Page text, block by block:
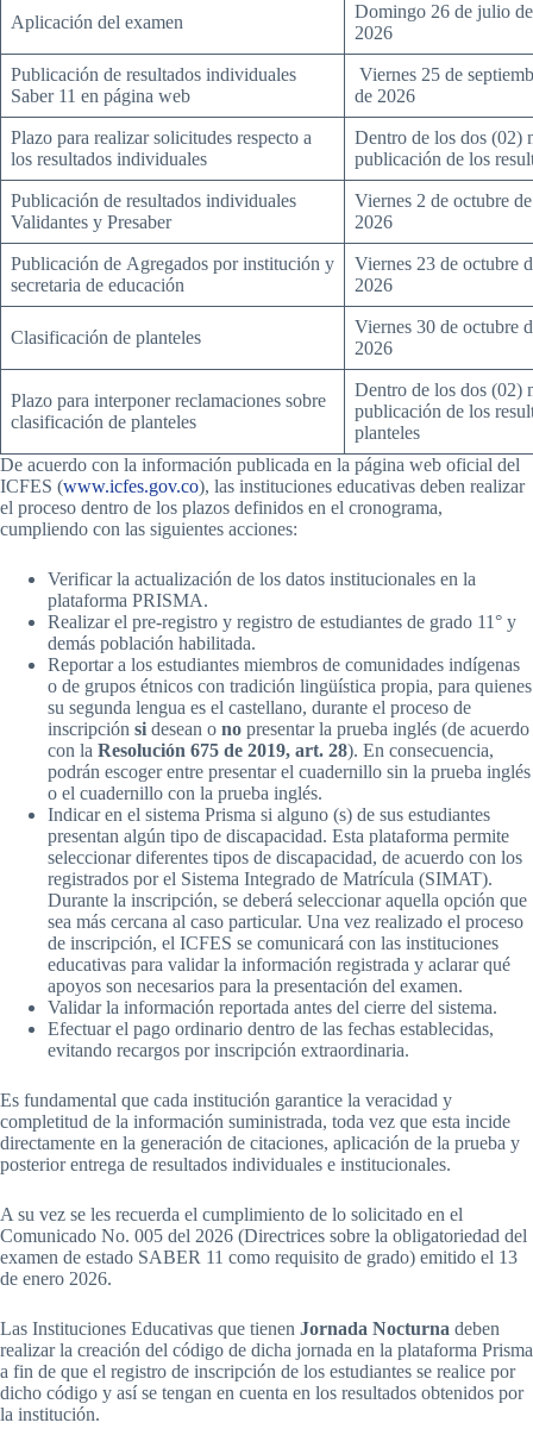
Aplicación del examen
Domingo 26 de julio de
2026
Publicación de resultados individuales
Saber 11 en página web
Viernes 25 de
de 2026
Plazo para realizar solicitudes respecto a
los resultados individuales
Dentro de los dos (02)
publicación de los
Publicación de resultados individuales
Validantes y Presaber
Viernes 2 de octubre de
2026
Publicación de Agregados por institución y
secretaria de educación
Viernes 23 de octubre
2026
Clasificación de planteles
Viernes 30 de octubre
2026
Plazo para interponer reclamaciones sobre
clasificación de planteles
Dentro de los dos (02)
publicación de los
planteles
De acuerdo con la información publicada en la página web oficial del
ICFES (www.icfes.gov.co), las instituciones educativas deben realizar
el proceso dentro de los plazos definidos en el cronograma,
cumpliendo con las siguientes acciones:
Verificar la actualización de los datos institucionales en la
plataforma PRISMA.
Realizar el pre-registro y registro de estudiantes de grado 11° y
demás población habilitada.
Reportar a los estudiantes miembros de comunidades indígenas
o de grupos étnicos con tradición lingüística propia, para quienes
su segunda lengua es el castellano, durante el proceso de
inscripción si desean o no presentar la prueba inglés (de acuerdo
con la Resolución 675 de 2019, art. 28). En consecuencia,
podrán escoger entre presentar el cuadernillo sin la prueba inglés
o el cuadernillo con la prueba inglés.
Indicar en el sistema Prisma si alguno (s) de sus estudiantes
presentan algún tipo de discapacidad. Esta plataforma permite
seleccionar diferentes tipos de discapacidad, de acuerdo con los
registrados por el Sistema Integrado de Matrícula (SIMAT).
Durante la inscripción, se deberá seleccionar aquella opción que
sea más cercana al caso particular. Una vez realizado el proceso
de inscripción, el ICFES se comunicará con las instituciones
educativas para validar la información registrada y aclarar qué
apoyos son necesarios para la presentación del examen.
Validar la información reportada antes del cierre del sistema.
Efectuar el pago ordinario dentro de las fechas establecidas,
evitando recargos por inscripción extraordinaria.
Es fundamental que cada institución garantice la veracidad y
completitud de la información suministrada, toda vez que esta incide
directamente en la generación de citaciones, aplicación de la prueba y
posterior entrega de resultados individuales e institucionales.
A su vez se les recuerda el cumplimiento de lo solicitado en el
Comunicado No. 005 del 2026 (Directrices sobre la obligatoriedad del
examen de estado SABER 11 como requisito de grado) emitido el 13
de enero 2026.
Las Instituciones Educativas que tienen Jornada Nocturna deben
realizar la creación del código de dicha jornada en la plataforma Prisma
a fin de que el registro de inscripción de los estudiantes se realice por
dicho código y así se tengan en cuenta en los resultados obtenidos por
la institución.